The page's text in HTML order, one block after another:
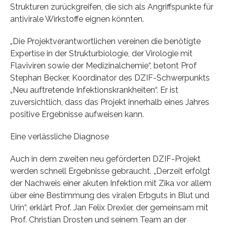
Strukturen zurückgreifen, die sich als Angriffspunkte für
antivirale Wirkstoffe eignen könnten.
„Die Projektverantwortlichen vereinen die benötigte
Expertise in der Strukturbiologie, der Virologie mit
Flaviviren sowie der Medizinalchemie“, betont Prof
Stephan Becker, Koordinator des DZIF-Schwerpunkts
„Neu auftretende Infektionskrankheiten“. Er ist
zuversichtlich, dass das Projekt innerhalb eines Jahres
positive Ergebnisse aufweisen kann.
Eine verlässliche Diagnose
Auch in dem zweiten neu geförderten DZIF-Projekt
werden schnell Ergebnisse gebraucht. „Derzeit erfolgt
der Nachweis einer akuten Infektion mit Zika vor allem
über eine Bestimmung des viralen Erbguts in Blut und
Urin“, erklärt Prof. Jan Felix Drexler, der gemeinsam mit
Prof. Christian Drosten und seinem Team an der